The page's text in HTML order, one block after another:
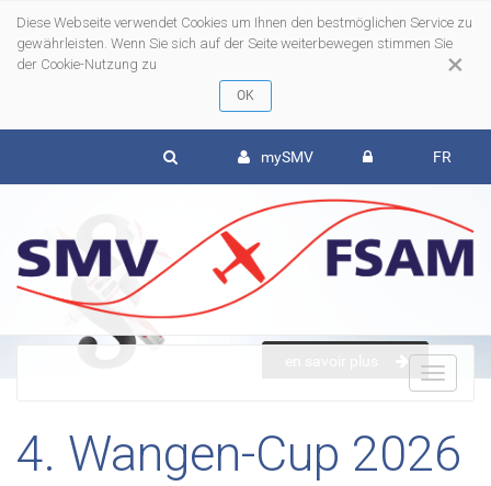
×
Diese Webseite verwendet Cookies um Ihnen den bestmöglichen Service zu
gewährleisten. Wenn Sie sich auf der Seite weiterbewegen stimmen Sie
der Cookie-Nutzung zu
mySMV FR
4. Wangen-Cup 2026